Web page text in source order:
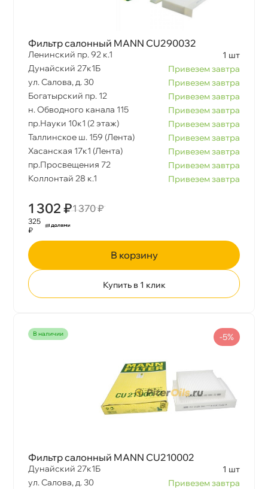
Фильтр салонный MANN CU290032
Ленинский пр. 92 к.1
1 шт
Дунайский 27к1Б
Привезем завтра
ул. Салова, д. 30
Привезем завтра
Богатырский пр. 12
Привезем завтра
н. Обводного канала 115
Привезем завтра
пр.Науки 10к1 (2 этаж)
Привезем завтра
Таллинское ш. 159 (Лента)
Привезем завтра
Хасанская 17к1 (Лента)
Привезем завтра
пр.Просвещения 72
Привезем завтра
Коллонтай 28 к.1
Привезем завтра
1 302 ₽1 370 ₽
325
₽
корзину
Купить в 1 клик
наличии
Фильтр салонный MANN CU210002
Дунайский 27к1Б
1 шт
ул. Салова, д. 30
Привезем завтра
-5%